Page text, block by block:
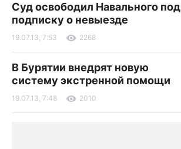
Суд освободил Навального под
подписку о невыезде
19.07.13, 7:53 2268
В Бурятии внедрят новую
систему экстренной помощи
19.07.13, 7:48 2010